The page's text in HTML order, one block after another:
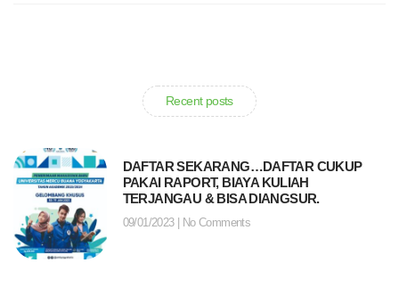
Recent posts
DAFTAR SEKARANG…DAFTAR CUKUP
PAKAI RAPORT, BIAYA KULIAH
TERJANGAU & BISA DIANGSUR.
09/01/2023 No Comments